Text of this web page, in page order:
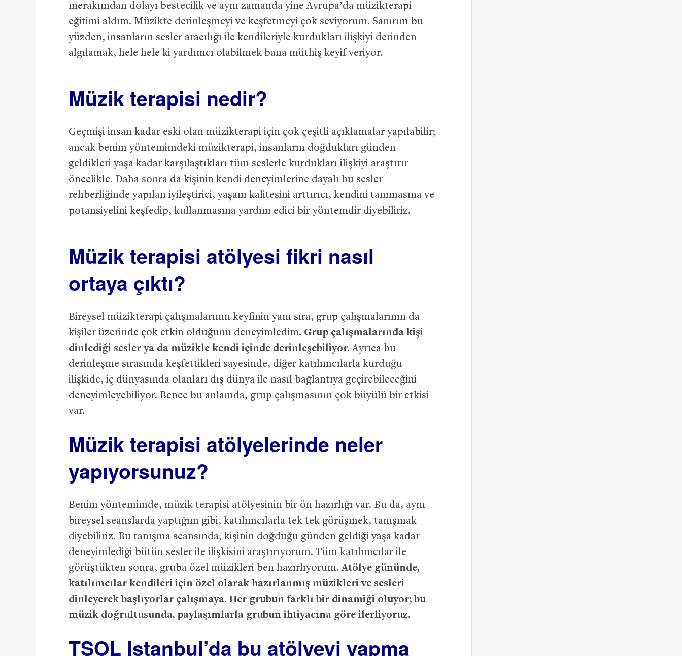
merakımdan dolayı bestecilik ve aynı zamanda yine Avrupa’da müzikterapi
eğitimi aldım. Müzikte derinleşmeyi ve keşfetmeyi çok seviyorum. Sanırım bu
yüzden, insanların sesler aracılığı ile kendileriyle kurdukları ilişkiyi derinden
algılamak, hele hele ki yardımcı olabilmek bana müthiş keyif veriyor.
Müzik terapisi nedir?
Geçmişi insan kadar eski olan müzikterapi için çok çeşitli açıklamalar yapılabilir;
ancak benim yöntemimdeki müzikterapi, insanların doğdukları günden
geldikleri yaşa kadar karşılaştıkları tüm seslerle kurdukları ilişkiyi araştırır
öncelikle. Daha sonra da kişinin kendi deneyimlerine dayalı bu sesler
rehberliğinde yapılan iyileştirici, yaşam kalitesini arttırıcı, kendini tanımasına ve
potansiyelini keşfedip, kullanmasına yardım edici bir yöntemdir diyebiliriz.
Müzik terapisi atölyesi fikri nasıl
ortaya çıktı?
Bireysel müzikterapi çalışmalarının keyfinin yanı sıra, grup çalışmalarının da
kişiler üzerinde çok etkin olduğunu deneyimledim. Grup çalışmalarında kişi
dinlediği sesler ya da müzikle kendi içinde derinleşebiliyor. Ayrıca bu
derinleşme sırasında keşfettikleri sayesinde, diğer katılımcılarla kurduğu
ilişkide, iç dünyasında olanları dış dünya ile nasıl bağlantıya geçirebileceğini
deneyimleyebiliyor. Bence bu anlamda, grup çalışmasının çok büyülü bir etkisi
var.
Müzik terapisi atölyelerinde neler
yapıyorsunuz?
Benim yöntemimde, müzik terapisi atölyesinin bir ön hazırlığı var. Bu da, aynı
bireysel seanslarda yaptığım gibi, katılımcılarla tek tek görüşmek, tanışmak
diyebiliriz. Bu tanışma seansında, kişinin doğduğu günden geldiği yaşa kadar
deneyimlediği bütün sesler ile ilişkisini araştırıyorum. Tüm katılımcılar ile
görüştükten sonra, gruba özel müzikleri ben hazırlıyorum.Atölye gününde,
katılımcılar kendileri için özel olarak hazırlanmış müzikleri ve sesleri
dinleyerek başlıyorlar çalışmaya. Her grubun farklı bir dinamiği oluyor; bu
müzik doğrultusunda, paylaşımlarla grubun ihtiyacına göre ilerliyoruz.
TSOL Istanbul’da bu atölyeyi yapma